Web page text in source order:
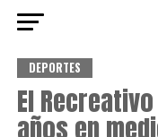
DEPORTES
El
años en